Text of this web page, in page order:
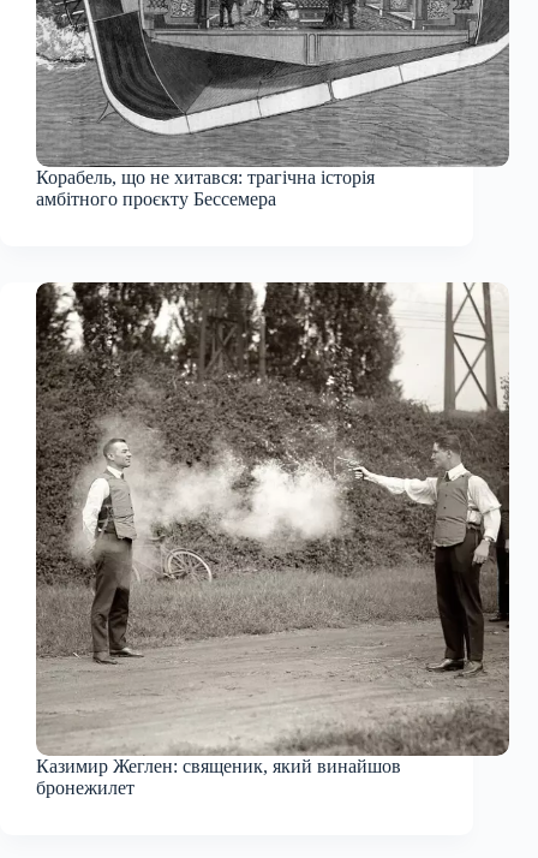
Корабель, що не хитався: трагічна історія
амбітного проєкту Бессемера
Казимир Жеглен: священик, який винайшов
бронежилет